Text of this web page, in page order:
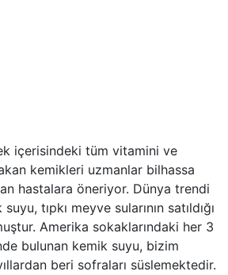
içerisindeki tüm vitamini ve
kemikleri uzmanlar bilhassa
hastalara öneriyor. Dünya trendi
tıpkı meyve sularının satıldığı
Amerika sokaklarındaki her 3
bulunan kemik suyu, bizim
beri sofraları süslemektedir.